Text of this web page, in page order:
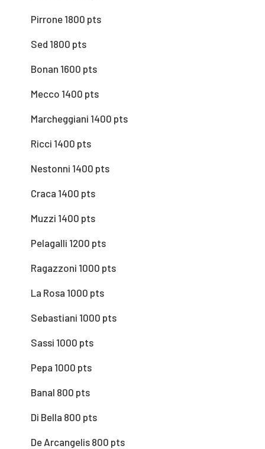
Pirrone 1800 pts
Sed 1800 pts
Bonan 1600 pts
Mecco 1400 pts
Marcheggiani 1400 pts
Ricci 1400 pts
Nestonni 1400 pts
Craca 1400 pts
Muzzi 1400 pts
Pelagalli 1200 pts
Ragazzoni 1000 pts
La Rosa 1000 pts
Sebastiani 1000 pts
Sassi 1000 pts
Pepa 1000 pts
Banal 800 pts
Di Bella 800 pts
De Arcangelis 800 pts